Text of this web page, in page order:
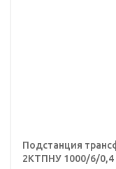
Подстанция
2КТПНУ 1000/6/0,4